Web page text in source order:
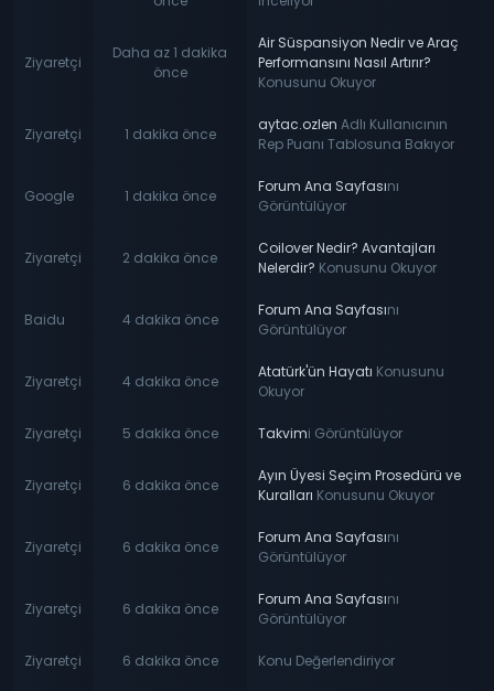
Ziyaretçi
Daha az 1 dakika
önce
Air Süspansiyon Nedir ve Araç
Performansını Nasıl Artırır?
Konusunu Okuyor
Ziyaretçi 1 dakika önce
aytac.ozlen Adlı Kullanıcının
Rep Puanı Tablosuna Bakıyor
Google 1 dakika önce
Forum Ana Sayfasını
Görüntülüyor
Ziyaretçi 2 dakika önce
Coilover Nedir? Avantajları
Nelerdir? Konusunu Okuyor
Baidu 4 dakika önce
Forum Ana Sayfasını
Görüntülüyor
Ziyaretçi 4 dakika önce
Atatürk'ün Hayatı Konusunu
Okuyor
Ziyaretçi 5 dakika önce Takvimi Görüntülüyor
Ziyaretçi 6 dakika önce
Ayın Üyesi Seçim Prosedürü ve
Kuralları Konusunu Okuyor
Ziyaretçi 6 dakika önce
Forum Ana Sayfasını
Görüntülüyor
Ziyaretçi 6 dakika önce
Forum Ana Sayfasını
Görüntülüyor
Ziyaretçi 6 dakika önce Konu Değerlendiriyor